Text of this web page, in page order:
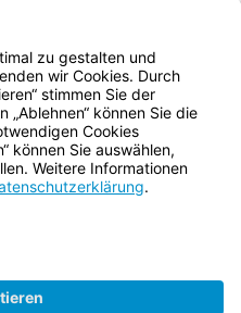
Mindestzahl von
Angabe des Zwecks